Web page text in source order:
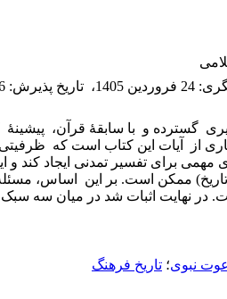
: 24 فروردین 1405 ، تاریخ پذیرش:
26
گسترده و با سابقهٔ قرآن،
از آیات این کتاب است که
مهمی برای تفسیر تمدنی ایجاد
ممکن است. بر این اساس،
نهایت اثبات شد در میان سه سبک
نبوی؛ تاریخ فرهنگ